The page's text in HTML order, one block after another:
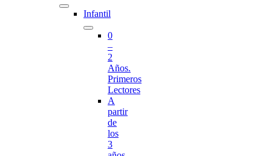
Infantil
0
–
2
Años.
Primeros
Lectores
A
partir
de
los
3